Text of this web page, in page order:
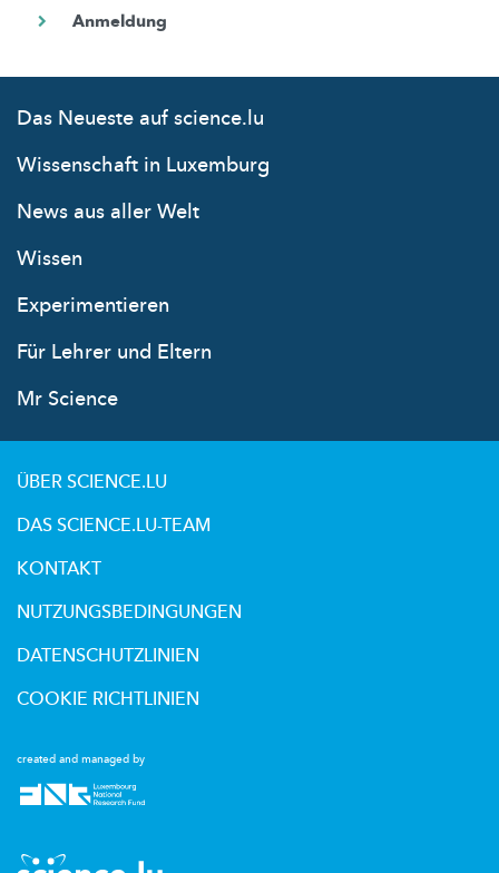
Das Neueste auf science.lu
Wissenschaft in Luxemburg
News aus aller Welt
Wissen
Experimentieren
Für Lehrer und Eltern
Mr Science
created and managed by
ÜBER SCIENCE.LU
DAS SCIENCE.LU-TEAM
KONTAKT
NUTZUNGSBEDINGUNGEN
DATENSCHUTZLINIEN
COOKIE RICHTLINIEN